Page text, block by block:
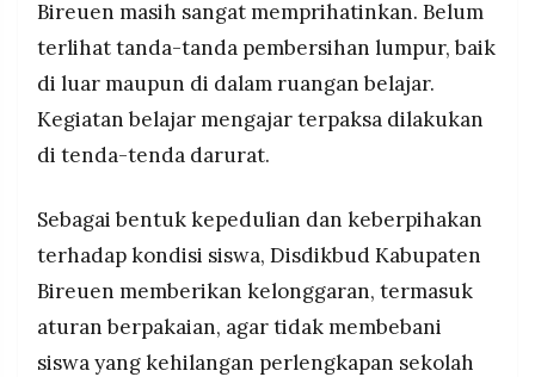
Bireuen masih sangat memprihatinkan. Belum
terlihat tanda-tanda pembersihan lumpur, baik
di luar maupun di dalam ruangan belajar.
Kegiatan belajar mengajar terpaksa dilakukan
di tenda-tenda darurat.
Sebagai bentuk kepedulian dan keberpihakan
terhadap kondisi siswa, Disdikbud Kabupaten
Bireuen memberikan kelonggaran, termasuk
aturan berpakaian, agar tidak membebani
siswa yang kehilangan perlengkapan sekolah